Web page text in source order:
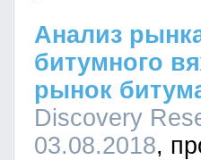
Анализ
битумного
рынок
Discovery
03.08.2018